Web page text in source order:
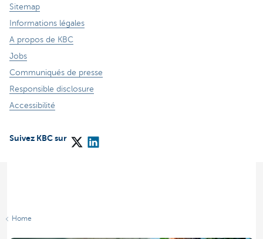
Sitemap
Informations légales
A propos de KBC
Jobs
Communiqués de presse
Responsible disclosure
Accessibilité
Suivez KBC sur
Home